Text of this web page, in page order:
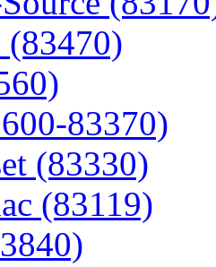
(83470)
83370)
(83330)
(83119)